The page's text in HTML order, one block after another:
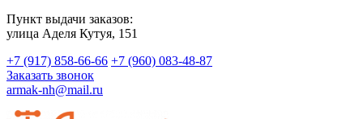
Пункт выдачи заказов:
​улица Аделя Кутуя, 151
+7 (917) 858-66-66 +7 (960) 083-48-87
Заказать звонок
armak-nh@mail.ru